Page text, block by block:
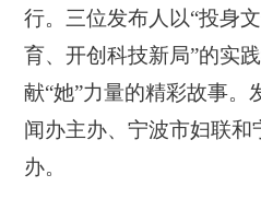
行。三位发布人以“投身
育、开创科技新局”的实
献“她”力量的精彩故事。
闻办主办、宁波市妇联和
办。